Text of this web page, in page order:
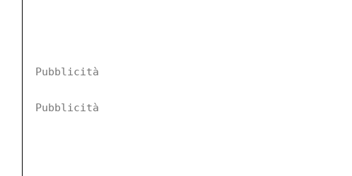
Pubblicità
Pubblicità